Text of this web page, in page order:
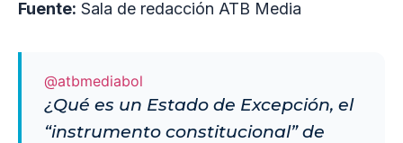
Fuente: Sala de redacción ATB Media
@atbmediabol
¿Qué es un Estado de Excepción, el
“instrumento constitucional” de